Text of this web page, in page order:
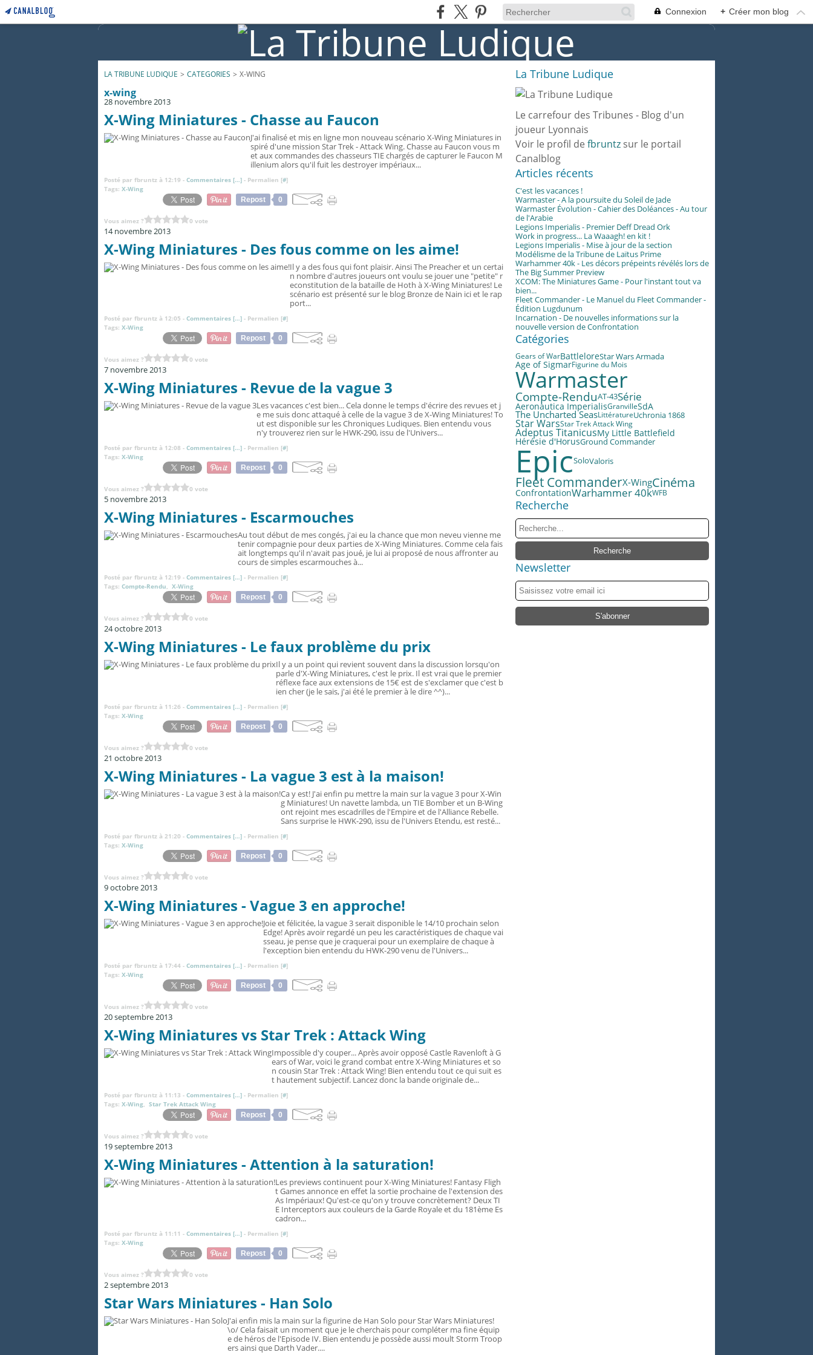
Connexion + Créer mon blog
LA TRIBUNE LUDIQUE > CATEGORIES > X-WING
x-wing
28 novembre 2013
X-Wing Miniatures - Chasse au Faucon
J'ai finalisé et mis en ligne mon nouveau scénario X-Wing Miniatures in
spiré d'une mission Star Trek - Attack Wing. Chasse au Faucon vous m
et aux commandes des chasseurs TIE chargés de capturer le Faucon M
illenium alors qu'il fuit les destroyer impériaux...
Posté par fbruntz à 12:19 - Commentaires […] - Permalien [#]
Tags: X-Wing
Repost
0
Vous aimez ? 0 vote
14 novembre 2013
X-Wing Miniatures - Des fous comme on les aime!
Il y a des fous qui font plaisir. Ainsi The Preacher et un certai
n nombre d'autres joueurs ont voulu se jouer une "petite" r
econstitution de la bataille de Hoth à X-Wing Miniatures! Le
scénario est présenté sur le blog Bronze de Nain ici et le rap
port...
Posté par fbruntz à 12:05 - Commentaires […] - Permalien [#]
Tags: X-Wing
Repost
0
Vous aimez ? 0 vote
7 novembre 2013
X-Wing Miniatures - Revue de la vague 3
Les vacances c'est bien... Cela donne le temps d'écrire des revues et j
e me suis donc attaqué à celle de la vague 3 de X-Wing Miniatures! To
ut est disponible sur les Chroniques Ludiques. Bien entendu vous
n'y trouverez rien sur le HWK-290, issu de l'Univers...
Posté par fbruntz à 12:08 - Commentaires […] - Permalien [#]
Tags: X-Wing
Repost
0
Vous aimez ? 0 vote
5 novembre 2013
X-Wing Miniatures - Escarmouches
Au tout début de mes congés, j'ai eu la chance que mon neveu vienne me
tenir compagnie pour deux parties de X-Wing Miniatures. Comme cela fais
ait longtemps qu'il n'avait pas joué, je lui ai proposé de nous affronter au
cours de simples escarmouches à...
Posté par fbruntz à 12:19 - Commentaires […] - Permalien [#]
Tags: Compte-Rendu, X-Wing
Repost
0
Vous aimez ? 0 vote
24 octobre 2013
X-Wing Miniatures - Le faux problème du prix
Il y a un point qui revient souvent dans la discussion lorsqu'on
parle d'X-Wing Miniatures, c'est le prix. Il est vrai que le premier
réflexe face aux extensions de 15€ est de s'exclamer que c'est b
ien cher (je le sais, j'ai été le premier à le dire ^^)...
Posté par fbruntz à 11:26 - Commentaires […] - Permalien [#]
Tags: X-Wing
Repost
0
Vous aimez ? 0 vote
21 octobre 2013
X-Wing Miniatures - La vague 3 est à la maison!
Ca y est! J'ai enfin pu mettre la main sur la vague 3 pour X-Win
g Miniatures! Un navette lambda, un TIE Bomber et un B-Wing
ont rejoint mes escadrilles de l'Empire et de l'Alliance Rebelle.
Sans surprise le HWK-290, issu de l'Univers Etendu, est resté...
Posté par fbruntz à 21:20 - Commentaires […] - Permalien [#]
Tags: X-Wing
Repost
0
Vous aimez ? 0 vote
9 octobre 2013
X-Wing Miniatures - Vague 3 en approche!
Joie et félicitée, la vague 3 serait disponible le 14/10 prochain selon
Edge! Après avoir regardé un peu les caractéristiques de chaque vai
sseau, je pense que je craquerai pour un exemplaire de chaque à
l'exception bien entendu du HWK-290 venu de l'Univers...
Posté par fbruntz à 17:44 - Commentaires […] - Permalien [#]
Tags: X-Wing
Repost
0
Vous aimez ? 0 vote
20 septembre 2013
X-Wing Miniatures vs Star Trek : Attack Wing
Impossible d'y couper... Après avoir opposé Castle Ravenloft à G
ears of War, voici le grand combat entre X-Wing Miniatures et so
n cousin Star Trek : Attack Wing! Bien entendu tout ce qui suit es
t hautement subjectif. Lancez donc la bande originale de...
Posté par fbruntz à 11:13 - Commentaires […] - Permalien [#]
Tags: X-Wing, Star Trek Attack Wing
Repost
0
Vous aimez ? 0 vote
19 septembre 2013
X-Wing Miniatures - Attention à la saturation!
Les previews continuent pour X-Wing Miniatures! Fantasy Fligh
t Games annonce en effet la sortie prochaine de l'extension des
As Impériaux! Qu'est-ce qu'on y trouve concrètement? Deux TI
E Interceptors aux couleurs de la Garde Royale et du 181ème Es
cadron...
Posté par fbruntz à 11:11 - Commentaires […] - Permalien [#]
Tags: X-Wing
Repost
0
Vous aimez ? 0 vote
2 septembre 2013
Star Wars Miniatures - Han Solo
J'ai enfin mis la main sur la figurine de Han Solo pour Star Wars Miniatures!
\o/ Cela faisait un moment que je le cherchais pour compléter ma fine équip
e de héros de l'Episode IV. Bien entendu je possède aussi moult Storm Troop
ers ainsi que Darth Vader....
La Tribune Ludique
Le carrefour des Tribunes - Blog d'un
joueur Lyonnais
Voir le profil de fbruntz sur le portail
Canalblog
Articles récents
C'est les vacances !
Warmaster - A la poursuite du Soleil de Jade
Warmaster Évolution - Cahier des Doléances - Au tour
de l'Arabie
Legions Imperialis - Premier Deff Dread Ork
Work in progress... La Waaagh! en kit !
Legions Imperialis - Mise à jour de la section
Modélisme de la Tribune de Laïtus Prime
Warhammer 40k - Les décors prépeints révélés lors de
The Big Summer Preview
XCOM: The Miniatures Game - Pour l'instant tout va
bien...
Fleet Commander - Le Manuel du Fleet Commander -
Édition Lugdunum
Incarnation - De nouvelles informations sur la
nouvelle version de Confrontation
Catégories
Gears of WarBattleloreStar Wars Armada
Age of SigmarFigurine du Mois
Warmaster
Compte-RenduAT-43Série
Aeronautica ImperialisGranvilleSdA
The Uncharted SeasLittératureUchronia 1868
Star WarsStar Trek Attack Wing
Adeptus TitanicusMy Little Battlefield
Hérésie d'HorusGround Commander
EpicSoloValoris
Fleet CommanderX-WingCinéma
ConfrontationWarhammer 40kWFB
Recherche
Newsletter